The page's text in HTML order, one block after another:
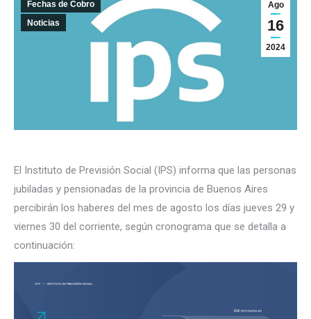
Ago
16
2024
Fechas de Cobro
Noticias
El Instituto de Previsión Social (IPS) informa que las personas
jubiladas y pensionadas de la provincia de Buenos Aires
percibirán los haberes del mes de agosto los días jueves 29 y
viernes 30 del corriente, según cronograma que se detalla a
continuación: